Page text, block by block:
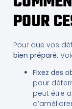
POUR
Pour que vos
bien préparé.
Fixez des
pour
peut être